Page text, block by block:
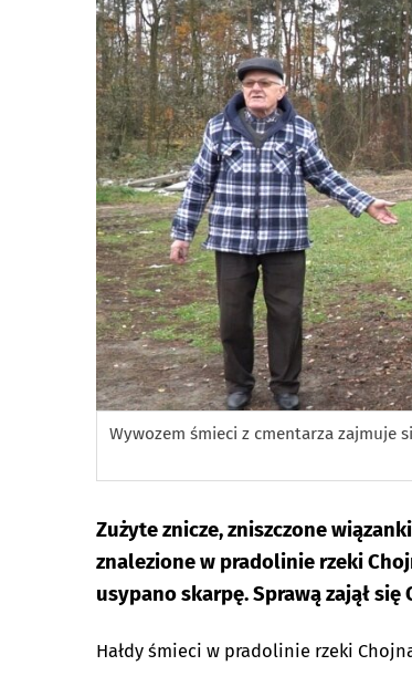
Wywozem śmieci z cmentarza zajmuje
Zużyte znicze, zniszczone
znalezione w pradolinie rzeki
usypano skarpę. Sprawą zajął
Hałdy śmieci w pradolinie rzeki